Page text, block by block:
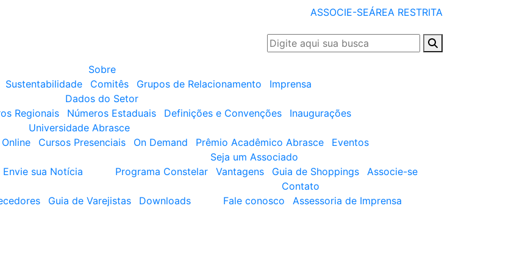
ASSOCIE-SEÁREA RESTRITA
Sobre
Sustentabilidade Comitês Grupos de Relacionamento
Imprensa
Dados do Setor
Regionais Números Estaduais Definições e Convenções
Inaugurações
Universidade Abrasce
Cursos Presenciais On Demand Prêmio Acadêmico Abrasce
Eventos
Envie sua Notícia
Seja um Associado
Programa Constelar
Vantagens Guia de Shoppings
Associe-se
Guia de Varejistas Downloads
Contato
Fale conosco
Assessoria de Imprensa